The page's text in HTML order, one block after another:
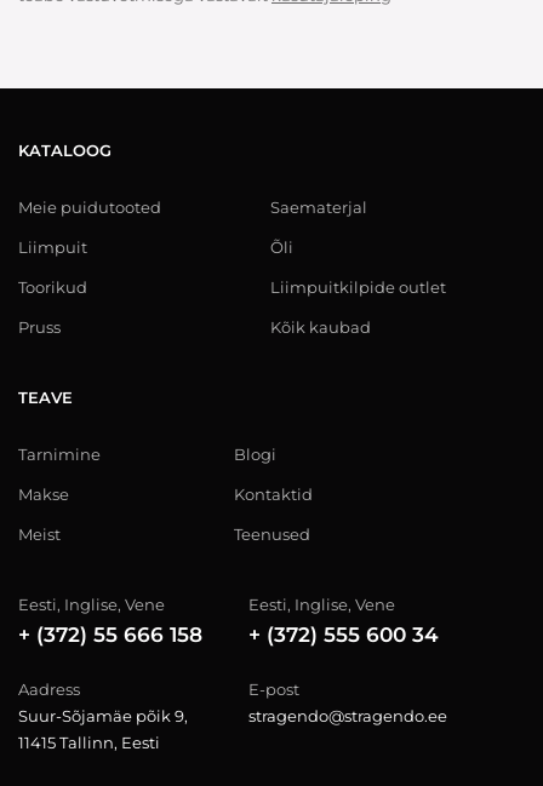
KATALOOG
Meie puidutooted
Liimpuit
Toorikud
Pruss
Saematerjal
Õli
Liimpuitkilpide outlet
Kõik kaubad
TEAVE
Tarnimine
Makse
Meist
Blogi
Kontaktid
Teenused
Eesti, Inglise, Vene
+ (372) 55 666 158
Eesti, Inglise, Vene
+ (372) 555 600 34
Aadress
Suur-Sõjamäe põik 9,
11415 Tallinn, Eesti
E-post
stragendo@stragendo.ee